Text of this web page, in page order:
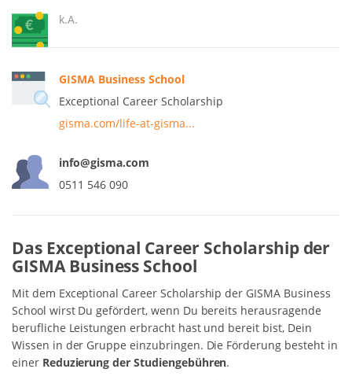
k.A.
GISMA Business School
Exceptional Career Scholarship
gisma.com/life-at-gisma...
info@gisma.com
0511 546 090
Das Exceptional Career Scholarship der
GISMA Business School
Mit dem Exceptional Career Scholarship der GISMA Business
School wirst Du gefördert, wenn Du bereits herausragende
berufliche Leistungen erbracht hast und bereit bist, Dein
Wissen in der Gruppe einzubringen. Die Förderung besteht in
einer Reduzierung der Studiengebühren.